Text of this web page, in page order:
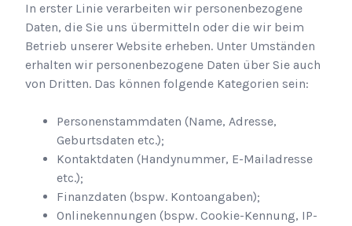
In erster Linie verarbeiten wir personenbezogene
Daten, die Sie uns übermitteln oder die wir beim
Betrieb unserer Website erheben. Unter Umständen
erhalten wir personenbezogene Daten über Sie auch
von Dritten. Das können folgende Kategorien sein:
Personenstammdaten (Name, Adresse,
Geburtsdaten etc.);
Kontaktdaten (Handynummer, E-Mailadresse
etc.);
Finanzdaten (bspw. Kontoangaben);
Onlinekennungen (bspw. Cookie-Kennung, IP-